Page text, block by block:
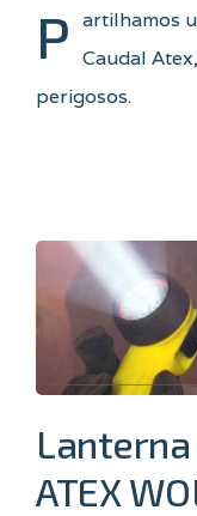
P artilhamos
Caudal
perigosos.
ATEX